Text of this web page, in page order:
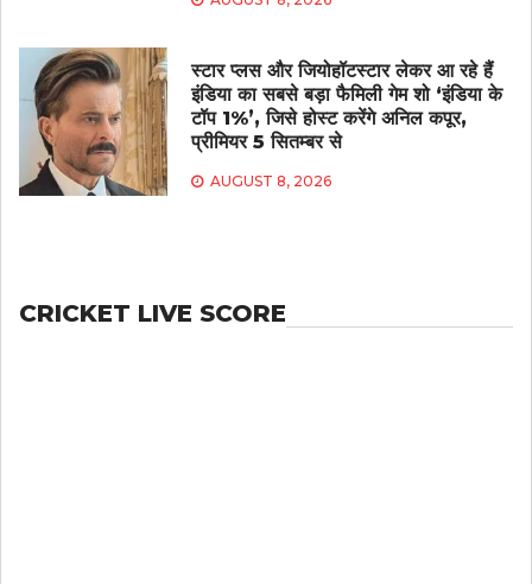
स्टार प्लस और जियोहॉटस्टार लेकर आ रहे हैं
इंडिया का सबसे बड़ा फैमिली गेम शो ‘इंडिया के
टॉप 1%’, जिसे होस्ट करेंगे अनिल कपूर,
प्रीमियर 5 सितम्बर से
AUGUST 8, 2026
CRICKET LIVE SCORE